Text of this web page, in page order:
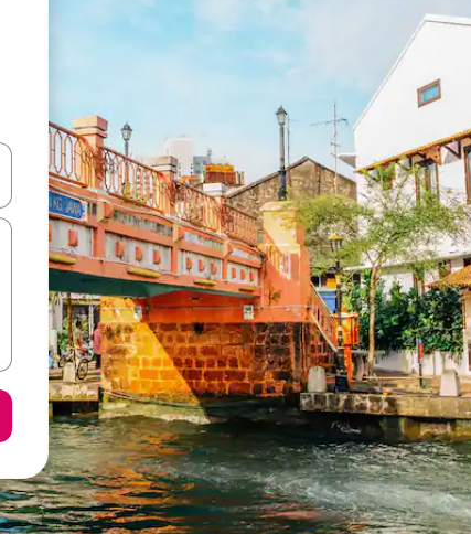
le haut et vers le bas pour les parcourir ou en appuyant et en